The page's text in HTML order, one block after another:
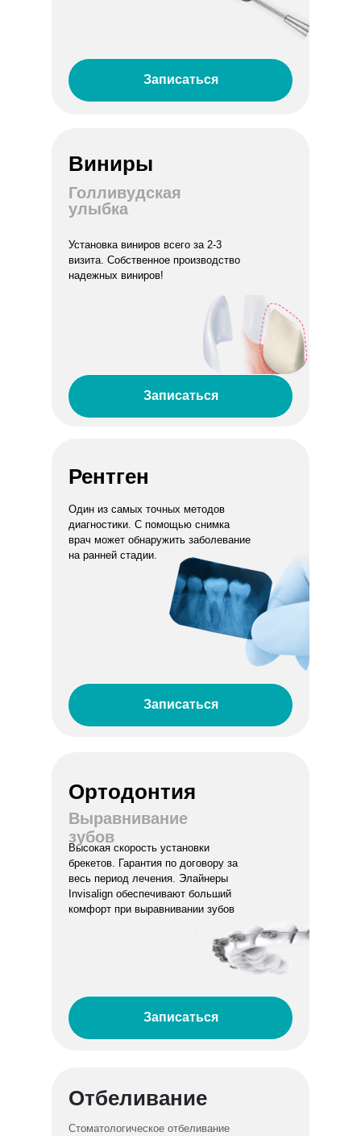
Записаться
Виниры
Голливудская
улыбка
Рентген
Один из самых точных методов
диагностики. С помощью снимка
врач может обнаружить заболевание
на ранней стадии.
Ортодонтия
Отбеливание
Выравнивание
зубов
Высокая скорость установки
брекетов. Гарантия по договору за
весь период лечения. Элайнеры
Invisalign обеспечивают больший
комфорт при выравнивании зубов
Записаться
Записаться
Записаться
Установка виниров всего за 2-3
визита. Собственное производство
надежных виниров!
Стоматологическое отбеливание